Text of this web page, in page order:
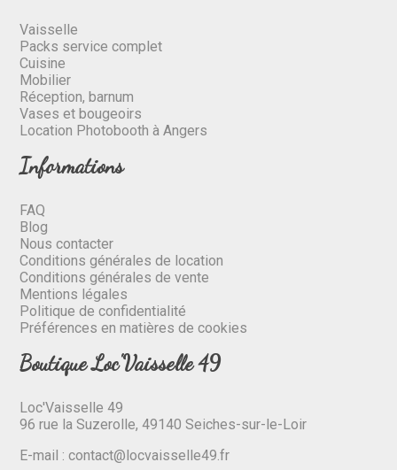
Vaisselle
Packs service complet
Cuisine
Mobilier
Réception, barnum
Vases et bougeoirs
Location Photobooth à Angers
Informations
FAQ
Blog
Nous contacter
Conditions générales de location
Conditions générales de vente
Mentions légales
Politique de confidentialité
Préférences en matières de cookies
Boutique Loc'Vaisselle 49
Loc'Vaisselle 49
96 rue la Suzerolle, 49140 Seiches-sur-le-Loir
E-mail :contact@locvaisselle49.fr